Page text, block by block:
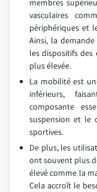
membres
vasculaires
périphériques et
Ainsi, la
les dispositifs
plus élevée.
La mobilité est
inférieurs,
composante
suspension et le
sportives.
De plus, les
ont souvent plus
élevé comme la
Cela accroît le